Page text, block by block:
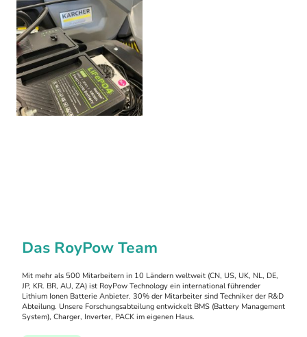
Das RoyPow Team
Mit mehr als 500 Mitarbeitern in 10 Ländern weltweit (CN, US, UK, NL, DE,
JP, KR. BR, AU, ZA) ist RoyPow Technology ein international führender
Lithium Ionen Batterie Anbieter. 30% der Mitarbeiter sind Techniker der R&D
Abteilung. Unsere Forschungsabteilung entwickelt BMS (Battery Management
System), Charger, Inverter, PACK im eigenen Haus.